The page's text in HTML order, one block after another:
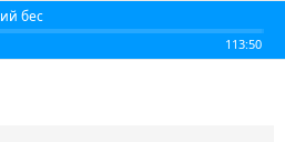
бес
113:50